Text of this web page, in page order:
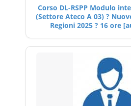
Corso DL-RSPP Modulo
(Settore Ateco A 03) ?
Regioni 2025 ? 16 ore